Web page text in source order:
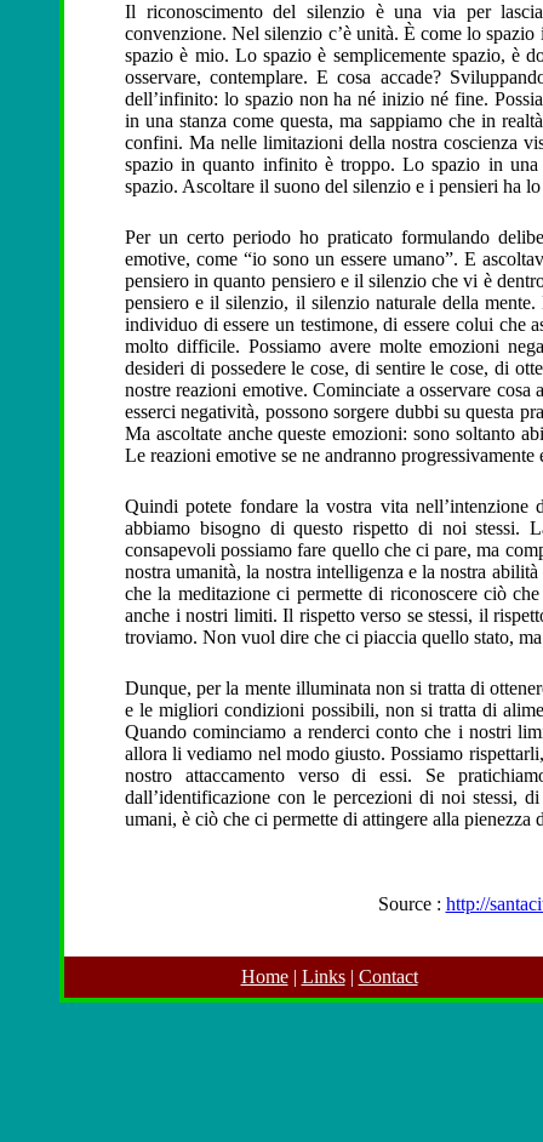
Il riconoscimento del silenzio è una via per
convenzione. Nel silenzio c’è unità. È come lo
spazio è mio. Lo spazio è semplicemente spazio, è
osservare, contemplare. E cosa accade?
dell’infinito: lo spazio non ha né inizio né fine.
in una stanza come questa, ma sappiamo che in
confini. Ma nelle limitazioni della nostra coscienza
spazio in quanto infinito è troppo. Lo spazio in
spazio. Ascoltare il suono del silenzio e i pensieri ha lo
Per un certo periodo ho praticato formulando
emotive, come “io sono un essere umano”. E
pensiero in quanto pensiero e il silenzio che vi è
pensiero e il silenzio, il silenzio naturale della
individuo di essere un testimone, di essere colui che
molto difficile. Possiamo avere molte emozioni
desideri di possedere le cose, di sentire le cose, di
nostre reazioni emotive. Cominciate a osservare
esserci negatività, possono sorgere dubbi su questa
Ma ascoltate anche queste emozioni: sono soltanto
Le reazioni emotive se ne andranno
Quindi potete fondare la vostra vita nell’intenzione
abbiamo bisogno di questo rispetto di noi stessi.
consapevoli possiamo fare quello che ci pare, ma
nostra umanità, la nostra intelligenza e la nostra
che la meditazione ci permette di riconoscere ciò
anche i nostri limiti. Il rispetto verso se stessi, il
troviamo. Non vuol dire che ci piaccia quello stato,
Dunque, per la mente illuminata non si tratta di
e le migliori condizioni possibili, non si tratta di
Quando cominciamo a renderci conto che i nostri
allora li vediamo nel modo giusto. Possiamo
nostro attaccamento verso di essi. Se
dall’identificazione con le percezioni di noi stessi,
umani, è ciò che ci permette di attingere alla
Source : http://
Home| Links| Contact